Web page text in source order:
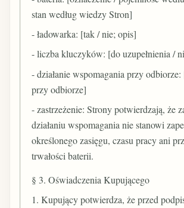
stan według wiedzy Stron]
- ładowarka: [tak / nie; opis]
- liczba kluczyków: [do uzupełnienia /
- działanie wspomagania przy odbiorze:
przy odbiorze]
- zastrzeżenie: Strony potwierdzają, że
działaniu wspomagania nie stanowi
określonego zasięgu, czasu pracy ani
trwałości baterii.
§ 3. Oświadczenia Kupującego
1. Kupujący potwierdza, że przed